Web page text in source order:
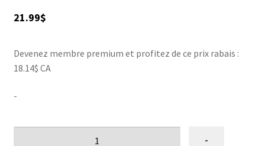
ACCESSOIRE
21.99$
Devenez membre premium et profitez de ce prix rabais :
18.14$ CA
-
-